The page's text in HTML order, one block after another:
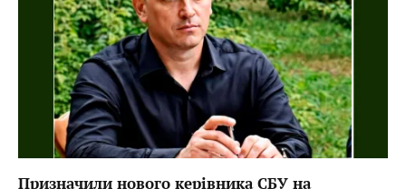
Призначили нового керівника СБУ на